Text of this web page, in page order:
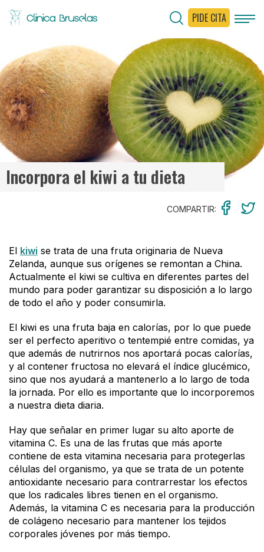
PIDE CITA
Incorpora el kiwi a tu dieta
COMPARTIR:
El kiwi se trata de una fruta originaria de Nueva
Zelanda, aunque sus orígenes se remontan a China.
Actualmente el kiwi se cultiva en diferentes partes del
mundo para poder garantizar su disposición a lo largo
de todo el año y poder consumirla.
El kiwi es una fruta baja en calorías, por lo que puede
ser el perfecto aperitivo o tentempié entre comidas, ya
que además de nutrirnos nos aportará pocas calorías,
y al contener fructosa no elevará el índice glucémico,
sino que nos ayudará a mantenerlo a lo largo de toda
la jornada. Por ello es importante que lo incorporemos
a nuestra dieta diaria.
Hay que señalar en primer lugar su alto aporte de
vitamina C. Es una de las frutas que más aporte
contiene de esta vitamina necesaria para protegerlas
células del organismo, ya que se trata de un potente
antioxidante necesario para contrarrestar los efectos
que los radicales libres tienen en el organismo.
Además, la vitamina C es necesaria para la producción
de colágeno necesario para mantener los tejidos
corporales jóvenes por más tiempo.